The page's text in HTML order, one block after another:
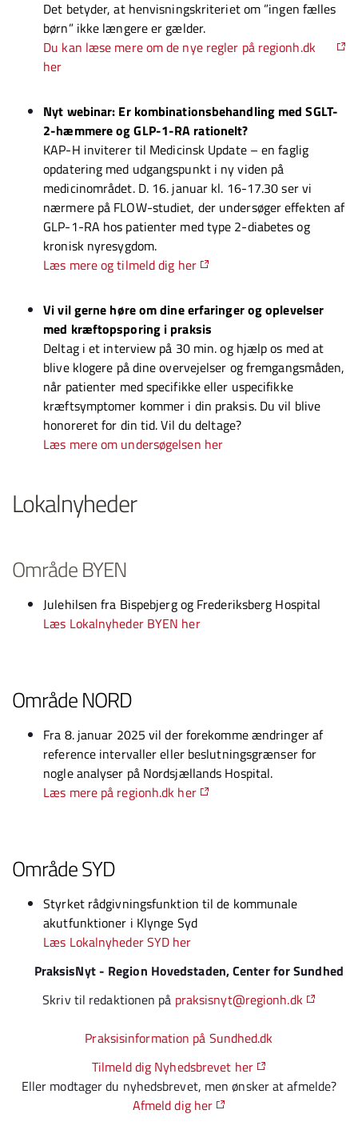
Det betyder, at henvisningskriteriet om ”ingen fælles
børn” ikke længere er gælder.
Du kan læse mere om de nye regler på regionh.dk
her
Nyt webinar: Er kombinationsbehandling med SGLT-
2-hæmmere og GLP-1-RA rationelt?
KAP-H inviterer til Medicinsk Update – en faglig
opdatering med udgangspunkt i ny viden på
medicinområdet. D. 16. januar kl. 16-17.30 ser vi
nærmere på FLOW-studiet, der undersøger effekten af
GLP-1-RA hos patienter med type 2-diabetes og
kronisk nyresygdom.
Læs mere og tilmeld dig her
Vi vil gerne høre om dine erfaringer og oplevelser
med kræftopsporing i praksis
Deltag i et interview på 30 min. og hjælp os med at
blive klogere på dine overvejelser og fremgangsmåden,
når patienter med specifikke eller uspecifikke
kræftsymptomer kommer i din praksis. Du vil blive
honoreret for din tid. Vil du deltage?
Læs mere om undersøgelsen her
Lokalnyheder
Område BYEN
Julehilsen fra Bispebjerg og Frederiksberg Hospital
Læs Lokalnyheder BYEN her
Område NORD
Fra 8. januar 2025 vil der forekomme ændringer af
reference intervaller eller beslutningsgrænser for
nogle analyser på Nordsjællands Hospital.
Læs mere på regionh.dk her
Område SYD
Styrket rådgivningsfunktion til de kommunale
akutfunktioner i Klynge Syd
Læs Lokalnyheder SYD her
PraksisNyt - Region Hovedstaden, Center for Sundhed
Skriv til redaktionen på praksisnyt@regionh.dk
Praksisinformation på Sundhed.dk
Tilmeld dig Nyhedsbrevet her
Eller modtager du nyhedsbrevet, men ønsker at afmelde?
Afmeld dig her